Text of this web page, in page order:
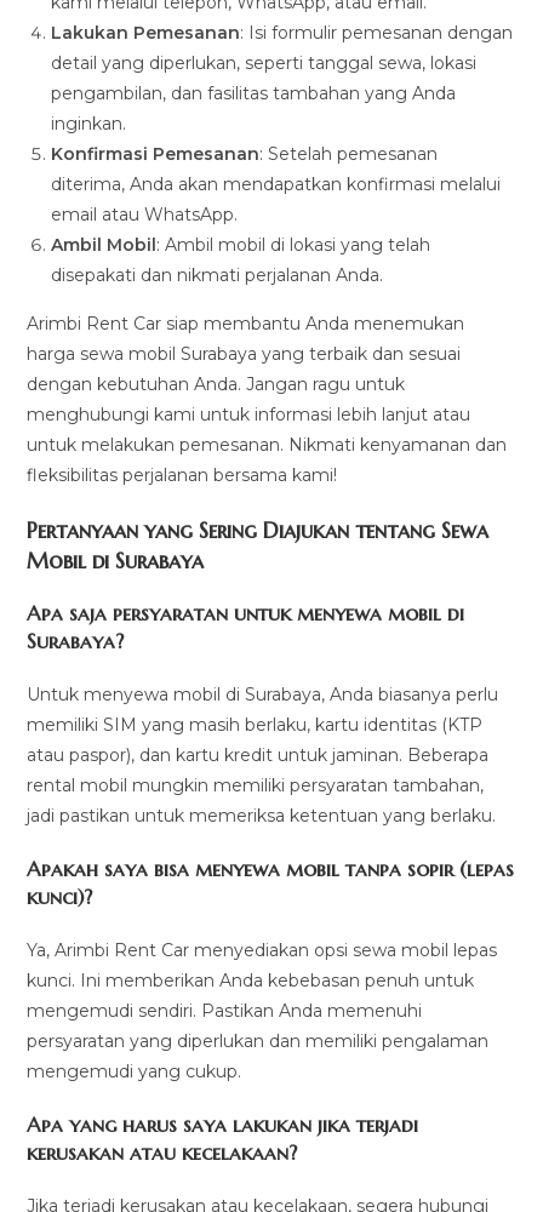
Lakukan Pemesanan: Isi formulir pemesanan dengan
detail yang diperlukan, seperti tanggal sewa, lokasi
pengambilan, dan fasilitas tambahan yang Anda
inginkan.
Konfirmasi Pemesanan: Setelah pemesanan
diterima, Anda akan mendapatkan konfirmasi melalui
email atau WhatsApp.
Ambil Mobil: Ambil mobil di lokasi yang telah
disepakati dan nikmati perjalanan Anda.
Arimbi Rent Car siap membantu Anda menemukan
harga sewa mobil Surabaya yang terbaik dan sesuai
dengan kebutuhan Anda. Jangan ragu untuk
menghubungi kami untuk informasi lebih lanjut atau
untuk melakukan pemesanan. Nikmati kenyamanan dan
fleksibilitas perjalanan bersama kami!
Pertanyaan yang Sering Diajukan tentang Sewa
Mobil di Surabaya
Apa saja persyaratan untuk menyewa mobil di
Surabaya?
Untuk menyewa mobil di Surabaya, Anda biasanya perlu
memiliki SIM yang masih berlaku, kartu identitas (KTP
atau paspor), dan kartu kredit untuk jaminan. Beberapa
rental mobil mungkin memiliki persyaratan tambahan,
jadi pastikan untuk memeriksa ketentuan yang berlaku.
Apakah saya bisa menyewa mobil tanpa sopir (lepas
kunci)?
Ya, Arimbi Rent Car menyediakan opsi sewa mobil lepas
kunci. Ini memberikan Anda kebebasan penuh untuk
mengemudi sendiri. Pastikan Anda memenuhi
persyaratan yang diperlukan dan memiliki pengalaman
mengemudi yang cukup.
Apa yang harus saya lakukan jika terjadi
kerusakan atau kecelakaan?
Jika terjadi kerusakan atau kecelakaan, segera hubungi